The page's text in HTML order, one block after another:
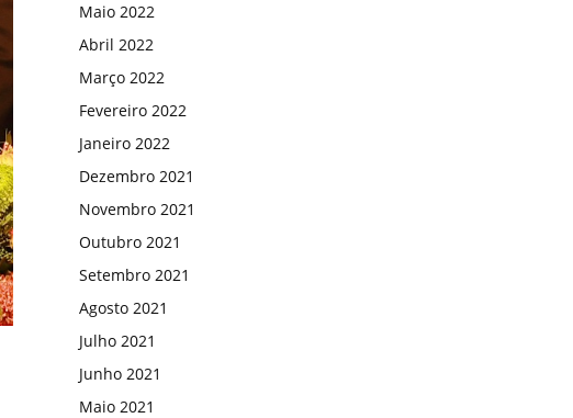
Maio 2022
Abril 2022
Março 2022
Fevereiro 2022
Janeiro 2022
Dezembro 2021
Novembro 2021
Outubro 2021
Setembro 2021
Agosto 2021
Julho 2021
Junho 2021
Maio 2021